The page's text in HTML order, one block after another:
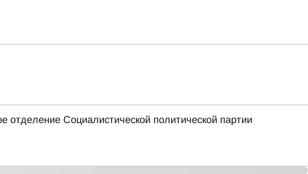
Социалистической политической партии